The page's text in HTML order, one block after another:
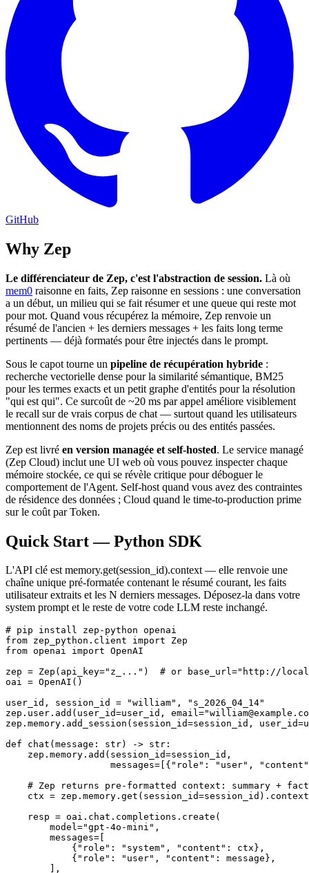
GitHub
Why Zep
Le différenciateur de Zep, c'est l'abstraction de session. Là où
mem0 raisonne en faits, Zep raisonne en sessions : une conversation
a un début, un milieu qui se fait résumer et une queue qui reste mot
pour mot. Quand vous récupérez la mémoire, Zep renvoie un
résumé de l'ancien + les derniers messages + les faits long terme
pertinents — déjà formatés pour être injectés dans le prompt.
Sous le capot tourne un pipeline de récupération hybride :
recherche vectorielle dense pour la similarité sémantique, BM25
pour les termes exacts et un petit graphe d'entités pour la résolution
"qui est qui". Ce surcoût de ~20 ms par appel améliore visiblement
le recall sur de vrais corpus de chat — surtout quand les utilisateurs
mentionnent des noms de projets précis ou des entités passées.
Zep est livré en version managée et self-hosted. Le service managé
(Zep Cloud) inclut une UI web où vous pouvez inspecter chaque
mémoire stockée, ce qui se révèle critique pour déboguer le
comportement de l'Agent. Self-host quand vous avez des contraintes
de résidence des données ; Cloud quand le time-to-production prime
sur le coût par Token.
Quick Start — Python SDK
L'API clé est memory.get(session_id).context — elle renvoie une
chaîne unique pré-formatée contenant le résumé courant, les faits
utilisateur extraits et les N derniers messages. Déposez-la dans votre
system prompt et le reste de votre code LLM reste inchangé.
# pip install zep-python openai
from zep_python.client import Zep
from openai import OpenAI
zep = Zep(api_key="z_...")  # or base_url="http://
oai = OpenAI()
user_id, session_id = "william", "s_2026_04_14"
zep.user.add(user_id=user_id,
zep.memory.add_session(session_id=session_id,
def chat(message: str) -> str:
    zep.memory.add(session_id=session_id,
messages=[{"role": "user",
# Zep returns pre-formatted context: summary +
    ctx = zep.memory.get(session_id=session_id).context
    resp = oai.chat.completions.create(
        model="gpt-4o-mini",
        messages=[
            {"role": "system", "content": ctx},
            {"role": "user", "content": message},
        ],